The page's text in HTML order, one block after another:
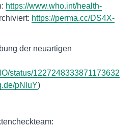
https://www.who.int/health-
https://perma.cc/DS4X-
der neuartigen
status/1227248333871173632
pNluY)